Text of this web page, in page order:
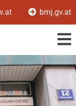
bmj.gv.at